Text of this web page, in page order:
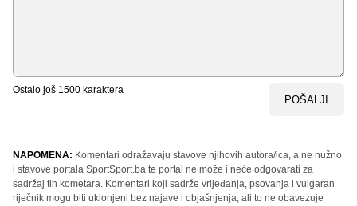
Ostalo još 1500 karaktera
POŠALJI
NAPOMENA: Komentari odražavaju stavove njihovih autora/ica, a ne nužno
i stavove portala SportSport.ba te portal ne može i neće odgovarati za
sadržaj tih kometara. Komentari koji sadrže vrijeđanja, psovanja i vulgaran
riječnik mogu biti uklonjeni bez najave i objašnjenja, ali to ne obavezuje